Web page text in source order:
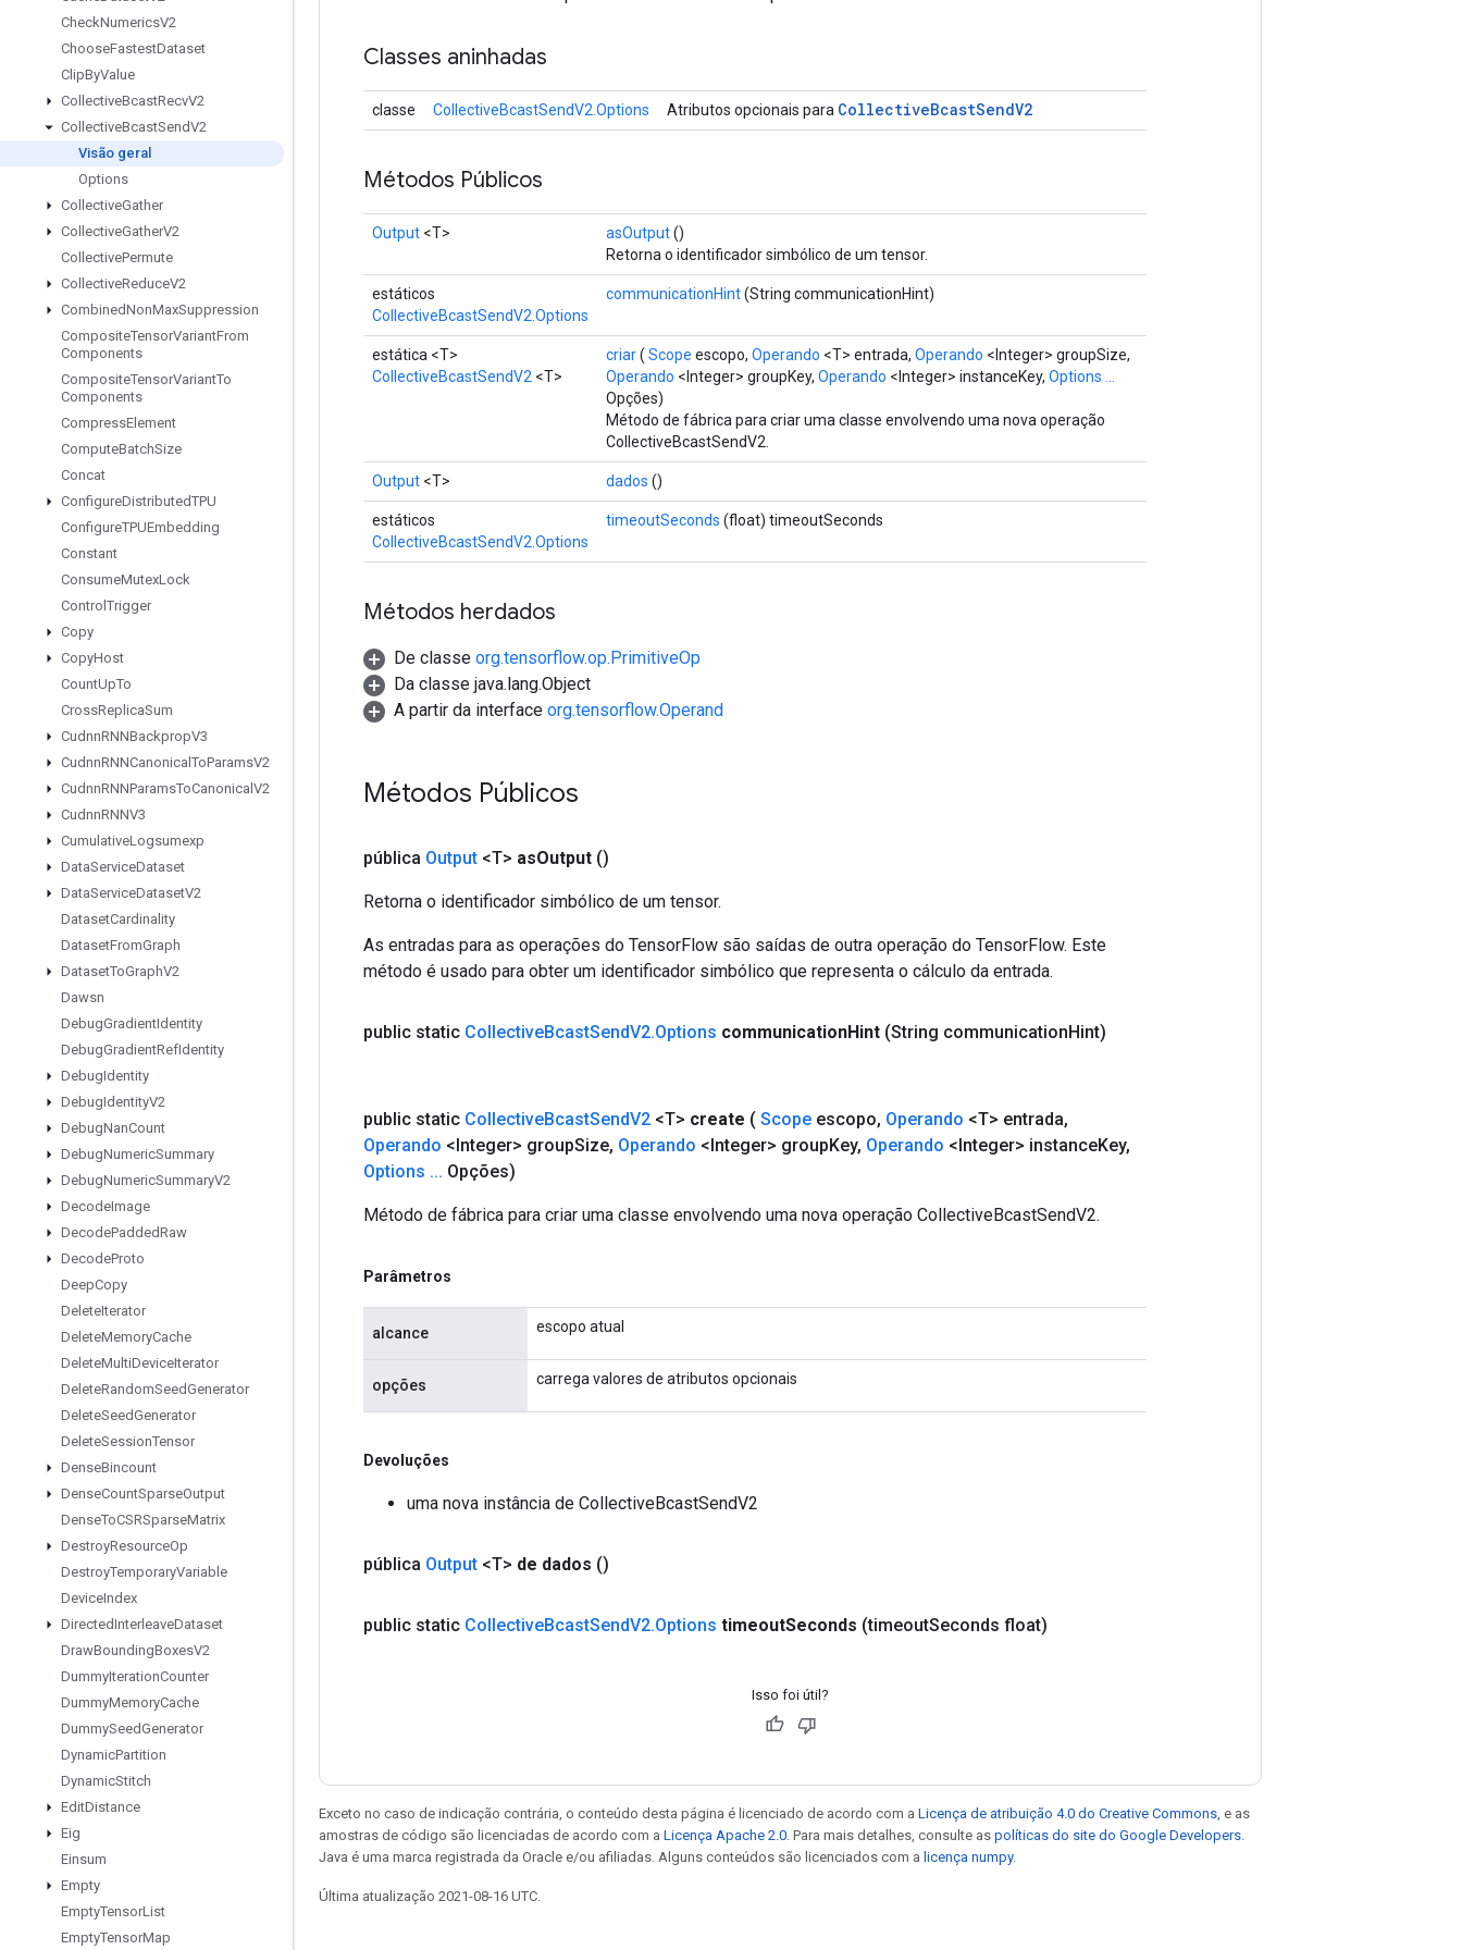
CheckNumericsV2
ChooseFastestDataset
ClipByValue
CollectiveBcastRecvV2
CollectiveBcastSendV2
Visão geral
Options
CollectiveGather
CollectiveGatherV2
CollectivePermute
CollectiveReduceV2
CombinedNonMaxSuppression
CompositeTensorVariantFrom
Components
CompositeTensorVariantTo
Components
CompressElement
ComputeBatchSize
Concat
ConfigureDistributedTPU
ConfigureTPUEmbedding
Constant
ConsumeMutexLock
Control Trigger
Copy
CopyHost
CountUpTo
CrossReplicaSum
CudnnRNNBackpropV3
CudnnRNNCanonical ToParamsV2
CudnnRNNParamsToCanonical V2
CudnnRNNV3
CumulativeLogsumexp
DataServiceDataset
DataServiceDatasetV2
DatasetCardinality
DatasetFromGraph
DatasetToGraphV2
Dawsn
DebugGradientIdentity
DebugGradientRefIdentity
DebugIdentity
DebugIdentityV2
DebugNanCount
DebugNumericSummary
DebugNumericSummaryV2
DecodeImage
DecodePaddedRaw
DecodeProto
DeepCopy
DeleteIterator
DeleteMemoryCache
DeleteMultiDeviceIterator
DeleteRandomSeedGenerator
DeleteSeedGenerator
DeleteSessionTensor
DenseBincount
DenseCountSparseOutput
DenseToCSRSparseMatrix
DestroyResourceOp
DestroyTemporaryVariable
DeviceIndex
DirectedInterleaveDataset
DrawBoundingBoxesV2
DummyIterationCounter
DummyMemoryCache
DummySeedGenerator
DynamicPartition
DynamicStitch
EditDistance
Eig
Einsum
Empty
EmptyTensorList
EmptyTensorMap
Classes aninhadas
classe CollectiveBcastSendV2.Options Atributos opcionais para CollectiveBcastSendV2
Métodos Públicos
Output <T> asOutput()
Retorna o identificador simbólico de um tensor.
estáticos
CollectiveBcastSendV2.Options
communicationHint(String communicationHint)
estática <T>
CollectiveBcastSendV2 <T>
criar( Scope escopo, Operando <T> entrada, Operando <Integer> groupSize,
Operando <Integer> groupKey, Operando <Integer> instanceKey, Options ...
Opções)
Método de fábrica para criar uma classe envolvendo uma nova operação
CollectiveBcastSendV2.
Output <T> dados ()
estáticos
CollectiveBcastSendV2.Options
timeoutSeconds (float) timeoutSeconds
Métodos herdados
De classe org.tensorflow.op.PrimitiveOp
Da classe java.lang.Object
A partir da interface org.tensorflow.Operand
Métodos Públicos
pública Output <T> asOutput ()
Retorna o identificador simbólico de um tensor.
As entradas para as operações do TensorFlow são saídas de outra operação do TensorFlow. Este
método é usado para obter um identificador simbólico que representa o cálculo da entrada.
public static CollectiveBcastSendV2.Options communicationHint (String communicationHint)
public static CollectiveBcastSendV2 <T> create ( Scope escopo, Operando <T> entrada,
Operando <Integer> groupSize, Operando <Integer> groupKey, Operando <Integer> instanceKey,
Options ... Opções)
Método de fábrica para criar uma classe envolvendo uma nova operação CollectiveBcastSendV2.
Parâmetros
alcance escopo atual
opções carrega valores de atributos opcionais
Devoluções
uma nova instância de CollectiveBcastSendV2
pública Output <T> de dados ()
public static CollectiveBcastSendV2.Options timeoutSeconds (timeoutSeconds float)
Isso foi útil?
Exceto no caso de indicação contrária, o conteúdo desta página é licenciado de acordo com a Licença de atribuição 4.0 do Creative Commons , e as
amostras de código são licenciadas de acordo com a Licença Apache 2.0 . Para mais detalhes, consulte as políticas do site do Google Developers
Java é uma marca registrada da Oracle e/ou afiliadas. Alguns conteúdos são licenciados com a licença numpy.
Última atualização 2021-08-16 UTC.